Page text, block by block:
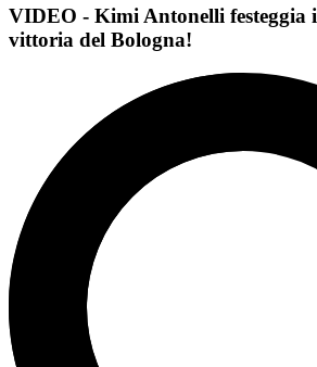
VIDEO - Kimi Antonelli festeggia
vittoria del Bologna!